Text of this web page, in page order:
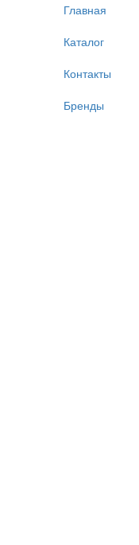
Главная
Каталог
Контакты
Бренды